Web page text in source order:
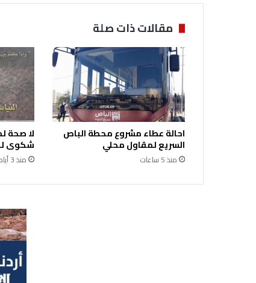
س
ت
ل
ز
م
و
م
و
ا
د
ط
ي
مقالات ذات صلة
احالة عطاء مشروع محطة الباص
السريع لمقاول محلي
منذ 5 ساعات
لا صحة
شكوى
منذ 3 أيام